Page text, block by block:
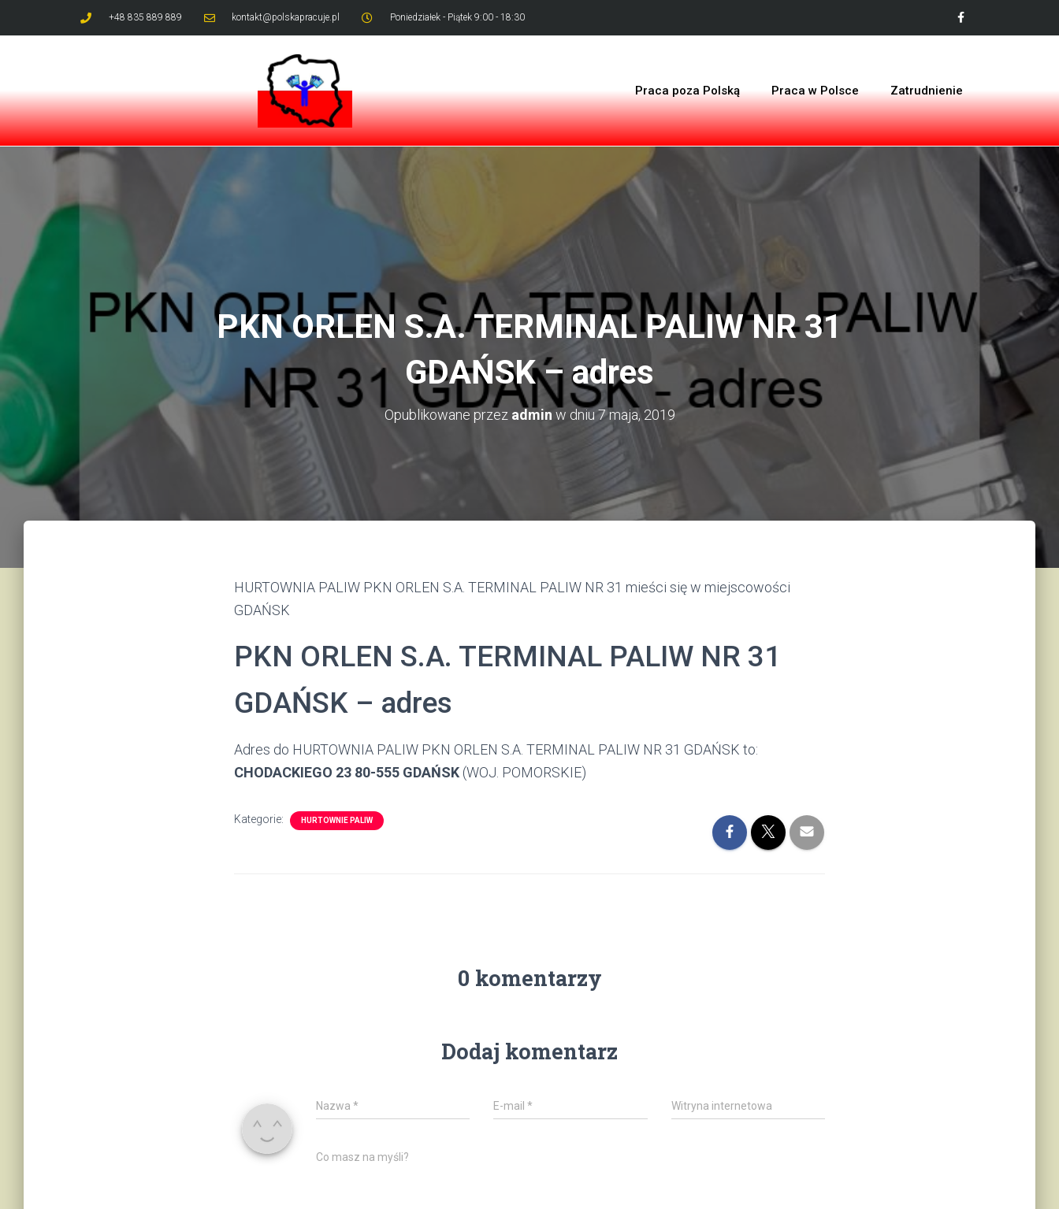
+48 835 889 889 kontakt@polskapracuje.pl Poniedziałek - Piątek 9:00 - 18:30
Praca poza Polską Praca w Polsce Zatrudnienie
PKN ORLEN S.A. TERMINAL PALIW NR 31
GDAŃSK – adres
Opublikowane przez admin w dniu7 maja, 2019
HURTOWNIA PALIW PKN ORLEN S.A. TERMINAL PALIW NR 31 mieści się w miejscowości
GDAŃSK
PKN ORLEN S.A. TERMINAL PALIW NR 31
GDAŃSK – adres
Adres do HURTOWNIA PALIW PKN ORLEN S.A. TERMINAL PALIW NR 31 GDAŃSK to:
CHODACKIEGO 23 80-555 GDAŃSK (WOJ. POMORSKIE)
Kategorie: HURTOWNIE PALIW
0 komentarzy
Dodaj komentarz
Nazwa * E-mail* Witryna internetowa
Co masz na myśli?